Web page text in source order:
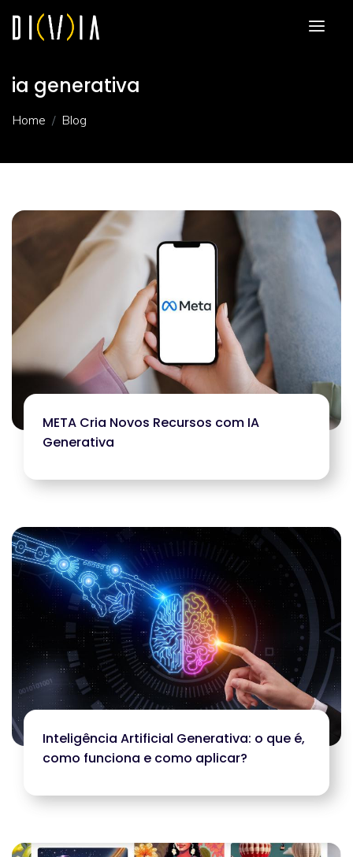
ia generativa
Home Blog
META Cria Novos Recursos com IA
Generativa
Inteligência Artificial Generativa: o que é,
como funciona e como aplicar?